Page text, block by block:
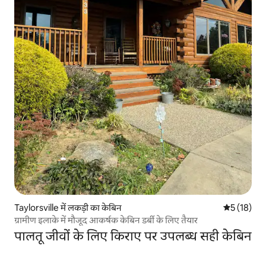
Taylorsville में लकड़ी का केबिन औसत रेटिंग
5 (18)
ग्रामीण इलाके में मौजूद आकर्षक केबिन डर्बी के लिए तैयार
पालतू जीवों के लिए किराए पर उपलब्ध सही केबिन